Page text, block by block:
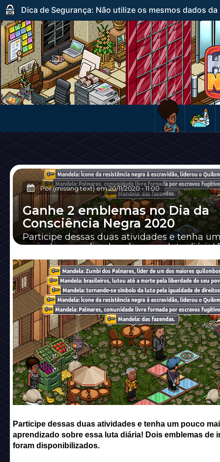
Dica de Segurança: Não utilize os mesmos dados
Por (missing text) em20/11/2020-11:00
Ganhe 2 emblemas no Dia da
Consciência Negra 2020
Participe dessas duas atividades e tenha
mais de aprendizado sobre essa luta diária!
Participe dessas duas atividades e tenha um pouco
aprendizado sobre essa luta diária! Dois emblemas de
foram disponibilizados.